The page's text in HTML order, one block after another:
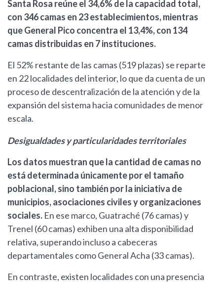
Santa Rosa reúne el 34,6% de la capacidad total,
con 346 camas en 23 establecimientos, mientras
que General Pico concentra el 13,4%, con 134
camas distribuidas en 7 instituciones.
El 52% restante de las camas (519 plazas) se reparte
en 22 localidades del interior, lo que da cuenta de un
proceso de descentralización de la atención y de la
expansión del sistema hacia comunidades de menor
escala.
Desigualdades y particularidades territoriales
Los datos muestran que la cantidad de camas no
está determinada únicamente por el tamaño
poblacional, sino también por la iniciativa de
municipios, asociaciones civiles y organizaciones
sociales. En ese marco, Guatraché (76 camas) y
Trenel (60 camas) exhiben una alta disponibilidad
relativa, superando incluso a cabeceras
departamentales como General Acha (33 camas).
En contraste, existen localidades con una presencia